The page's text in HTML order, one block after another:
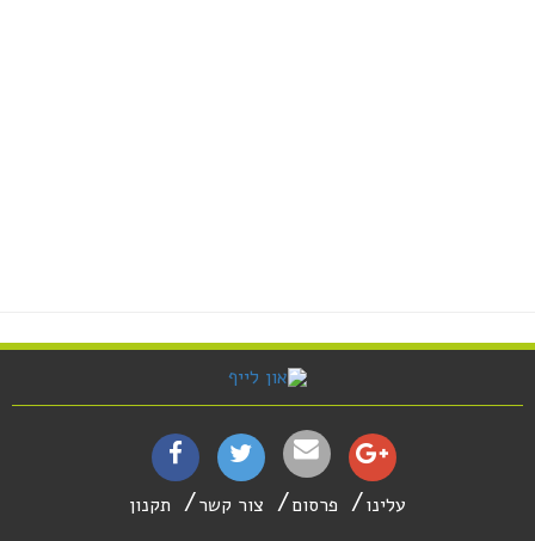
עלינו פרסום צור קשר תקנון